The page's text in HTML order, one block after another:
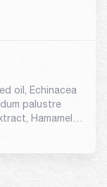
oil, Echinacea
palustre
Hamamelis
hydroxide,